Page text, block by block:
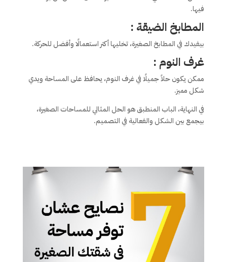
فيها.
المطابخ الضيقة :
بيفيدك في المطابخ الصغيرة، تخليها أكتر استعمالًا وأفضل للحركة.
غرف النوم :
ممكن يكون حلاً جميلًا في غرف النوم، يحافظ على المساحة ويدي
شكل مميز.
في النهاية، الباب المنطبق هو الحل المثالي للمساحات الصغيرة،
بيجمع بين الشكل والفعالية في التصميم.